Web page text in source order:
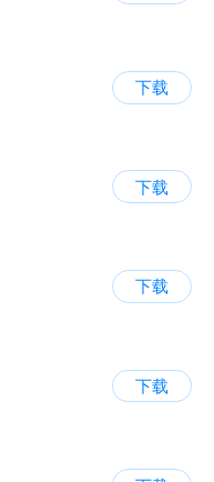
下载
下载
下载
下载